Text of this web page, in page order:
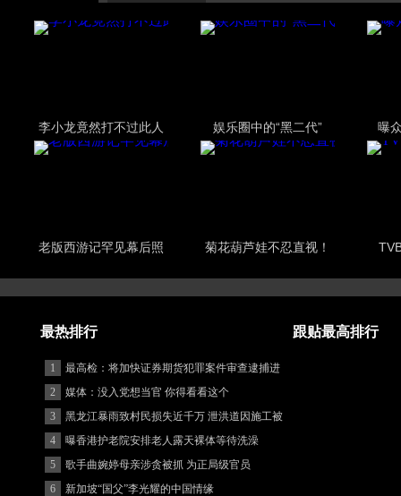
李小龙竟然打不过此人 娱乐圈中的“黑二代” 曝
老版西游记罕见幕后照 菊花葫芦娃不忍直视！
最热排行 跟贴最高排行
1
最高检：将加快证券期货犯罪案件审查逮捕进
度
2
媒体：没入党想当官 你得看看这个
3
黑龙江暴雨致村民损失近千万 泄洪道因施工被
堵
4
曝香港护老院安排老人露天裸体等待洗澡
5
歌手曲婉婷母亲涉贪被抓 为正局级官员
6
新加坡“国父”李光耀的中国情缘